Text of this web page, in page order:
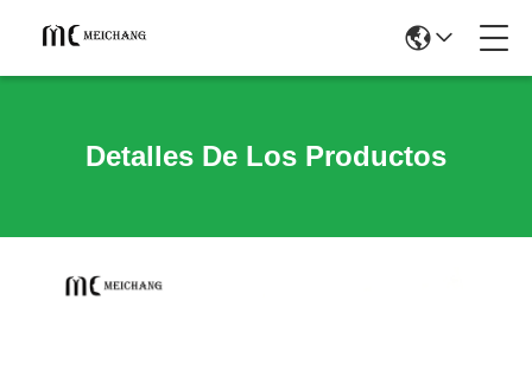
Detalles De Los Productos